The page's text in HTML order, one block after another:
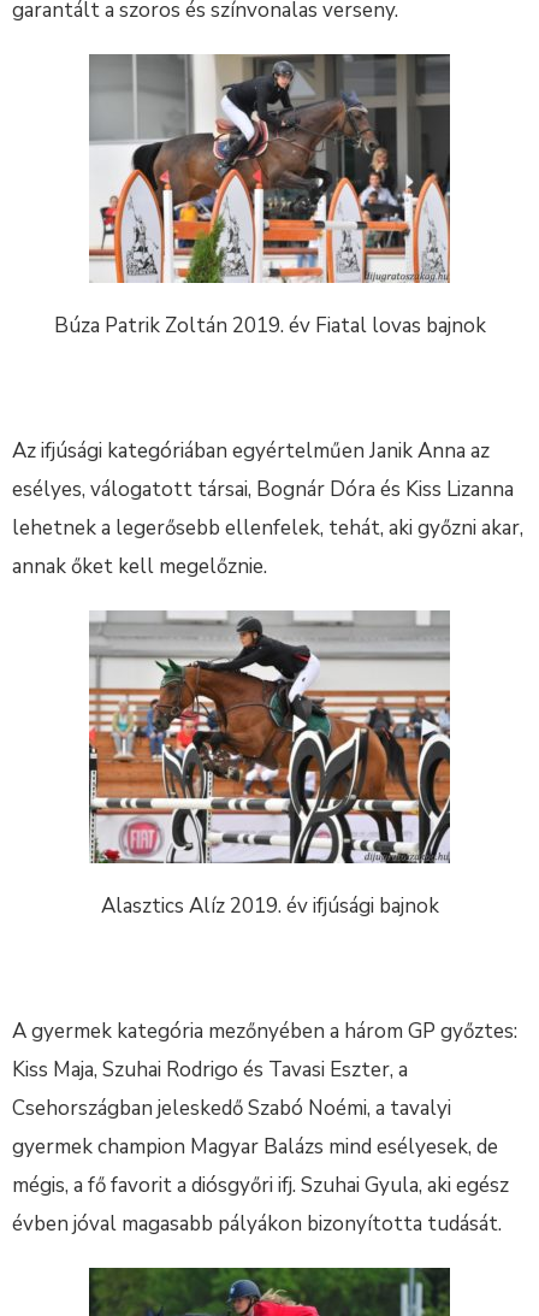
garantált a szoros és színvonalas verseny.
Búza Patrik Zoltán 2019. év Fiatal lovas bajnok
Az ifjúsági kategóriában egyértelműen Janik Anna az
esélyes, válogatott társai, Bognár Dóra és Kiss Lizanna
lehetnek a legerősebb ellenfelek, tehát, aki győzni akar,
annak őket kell megelőznie.
Alasztics Alíz 2019. év ifjúsági bajnok
A gyermek kategória mezőnyében a három GP győztes:
Kiss Maja, Szuhai Rodrigo és Tavasi Eszter, a
Csehországban jeleskedő Szabó Noémi, a tavalyi
gyermek champion Magyar Balázs mind esélyesek, de
mégis, a fő favorit a diósgyőri ifj. Szuhai Gyula, aki egész
évben jóval magasabb pályákon bizonyította tudását.